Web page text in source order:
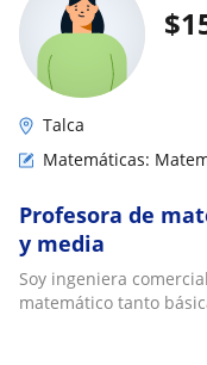
$
Talca
Matemáticas:
Profesora de
y media
Soy ingeniera
matemático tanto